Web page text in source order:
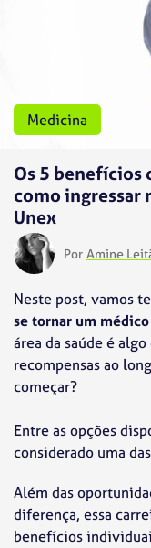
Medicina
Os 5 benefícios
como ingressar
Unex
Por Amine
Neste post, vamos
se tornar um médico
área da saúde é
recompensas ao
começar?
Entre as opções
considerado uma
Além das
diferença, essa
benefícios